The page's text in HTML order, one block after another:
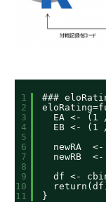
1
2
3
4
5
6
7
8
9
10
11
###
EA <- (1
EB <- (1
newRA
newRB
df <-
}